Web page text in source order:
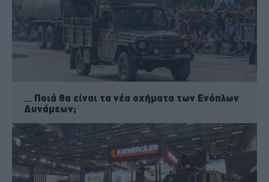
Ποιά θα είναι τα νέα οχήματα των Ενόπλων
Δυνάμεων;